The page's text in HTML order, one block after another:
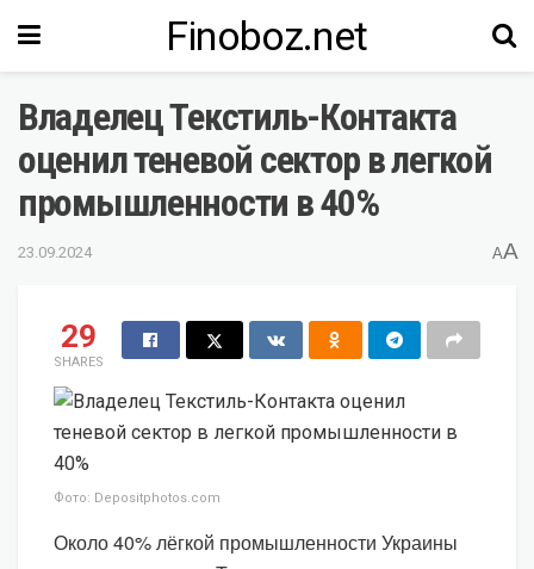
Finoboz.net
Владелец Текстиль-Контакта
оценил теневой сектор в легкой
промышленности в 40%
23.09.2024 AA
29
SHARES
Фото: Depositphotos.com
Около 40% лёгкой промышленности Украины